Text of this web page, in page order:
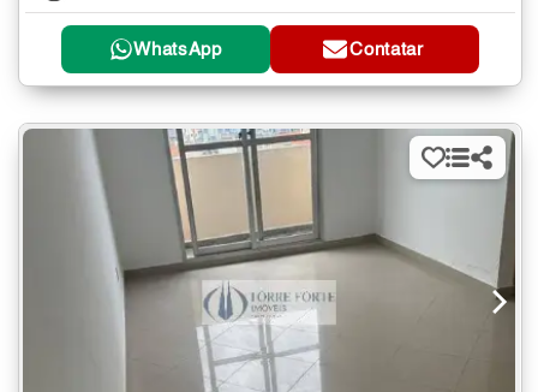
WhatsApp Contatar